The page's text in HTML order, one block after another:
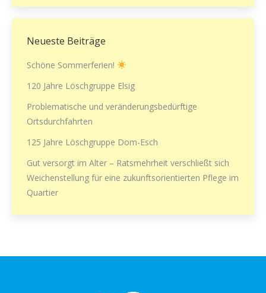
Neueste Beiträge
Schöne Sommerferien!
120 Jahre Löschgruppe Elsig
Problematische und veränderungsbedürftige
Ortsdurchfahrten
125 Jahre Löschgruppe Dom-Esch
Gut versorgt im Alter – Ratsmehrheit verschließt sich
Weichenstellung für eine zukunftsorientierten Pflege im
Quartier